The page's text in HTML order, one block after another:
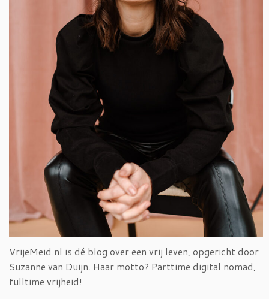
VrijeMeid.nl is dé blog over een vrij leven, opgericht door
Suzanne van Duijn. Haar motto? Parttime digital nomad,
fulltime vrijheid!